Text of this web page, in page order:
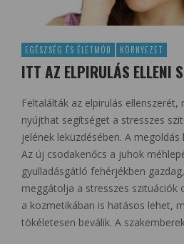
EGÉSZSÉG ÉS ÉLETMÓD KÖRNYEZET
ITT AZ ELPIRULÁS ELLENI
Feltalálták az elpirulás ellenszerét,
nyújthat segítséget a stresszes
jelének leküzdésében. A
Az új csodakenőcs a juhok
gyulladásgátló fehérjékben
meggátolja a stresszes szituációk
a kozmetikában is hatásos lehet,
tökéletesen beválik. A